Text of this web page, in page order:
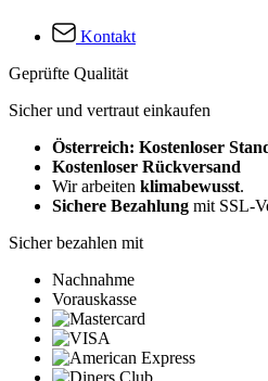
Kontakt
Geprüfte Qualität
Sicher und vertraut einkaufen
Österreich: Kostenloser
Kostenloser Rückversand
Wir arbeiten klimabewusst.
Sichere Bezahlung mit SSL-
Sicher bezahlen mit
Nachnahme
Vorauskasse